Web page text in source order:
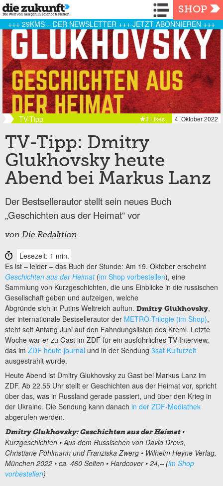
Navigation
SHOP
+++ 29KMS – DER NEWSLETTER +++ JETZT ABONNIEREN +++
TV-Tipp 4. Oktober 2022
3 Likes
TV-Tipp: Dmitry
Glukhovsky heute
Abend bei Markus Lanz
Der Bestsellerautor stellt sein neues Buch
„Geschichten aus der Heimat“ vor
von Die Redaktion
Lesezeit: 1 min.
Es ist – leider – das Buch der Stunde: Am 19. Oktober erscheint
Geschichten aus der Heimat(im Shop vorbestellen), eine
Sammlung von Kurzgeschichten, die uns Einblicke in die russischen
Gesellschaft geben und aufzeigen, welche
Abgründe sich in Putins Weltreich auftun. Dmitry Glukhovsky,
der internationale Bestsellerautor der METRO-Trilogie (im Shop),
steht seit Anfang Juni auf den Fahndungslisten des Kreml. Letzte
Woche war er zu Gast im ZDF für ein ausführliches TV-Interview,
das im ZDF heute journal und in der Sendung 3sat Kulturzeit
ausgestrahlt wurde.
Heute Abend ist Dmitry Glukhovsky zu Gast bei Markus Lanz im
ZDF. Ab 22.55 Uhr stellt er Geschichten aus der Heimat vor, spricht
über das, was in Russland gerade passiert, und über den Krieg in
der Ukraine. Die Sendung kann danach in der ZDF-Mediathek
abgerufen werden.
Dmitry Glukhovsky: Geschichten aus der Heimat•
Kurzgeschichten • Aus dem Russischen von David Drevs,
Christiane Pöhlmann und Franziska Zwerg • Wilhelm Heyne Verlag,
München 2022 • ca. 460 Seiten • Hardcover • 24,– (im Shop
vorbestellen)